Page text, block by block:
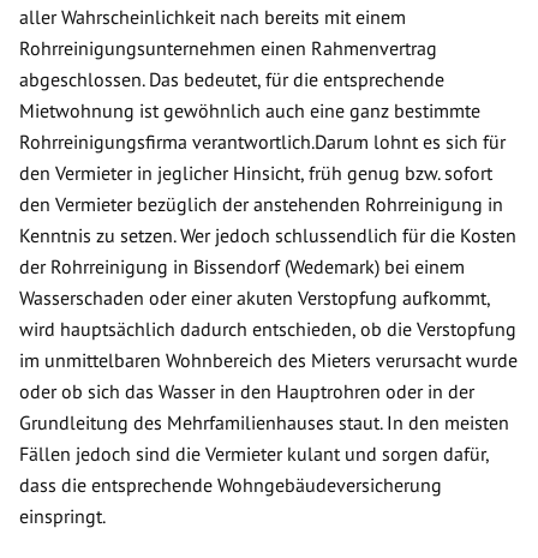
aller Wahrscheinlichkeit nach bereits mit einem
Rohrreinigungsunternehmen einen Rahmenvertrag
abgeschlossen. Das bedeutet, für die entsprechende
Mietwohnung ist gewöhnlich auch eine ganz bestimmte
Rohrreinigungsfirma verantwortlich.Darum lohnt es sich für
den Vermieter in jeglicher Hinsicht, früh genug bzw. sofort
den Vermieter bezüglich der anstehenden Rohrreinigung in
Kenntnis zu setzen. Wer jedoch schlussendlich für die Kosten
der Rohrreinigung in Bissendorf (Wedemark) bei einem
Wasserschaden oder einer akuten Verstopfung aufkommt,
wird hauptsächlich dadurch entschieden, ob die Verstopfung
im unmittelbaren Wohnbereich des Mieters verursacht wurde
oder ob sich das Wasser in den Hauptrohren oder in der
Grundleitung des Mehrfamilienhauses staut. In den meisten
Fällen jedoch sind die Vermieter kulant und sorgen dafür,
dass die entsprechende Wohngebäudeversicherung
einspringt.